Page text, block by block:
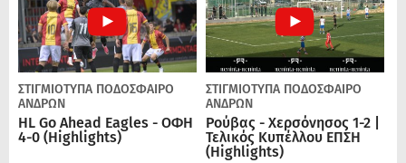
ΣΤΙΓΜΙΟΤΥΠΑ ΠΟΔΌΣΦΑΙΡΟ
ΑΝΔΡΏΝ
HL Go Ahead Eagles - ΟΦΗ
4-0 (Highlights)
ΣΤΙΓΜΙΟΤΥΠΑ ΠΟΔΌΣΦΑΙΡΟ
ΑΝΔΡΏΝ
Ρούβας - Χερσόνησος 1-2 |
Τελικός Κυπέλλου ΕΠΣΗ
(Highlights)